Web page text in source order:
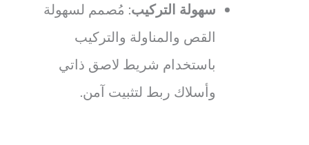
سهولة التركيب: مُصمم لسهولة
القص والمناولة والتركيب
باستخدام شريط لاصق ذاتي
وأسلاك ربط لتثبيت آمن.